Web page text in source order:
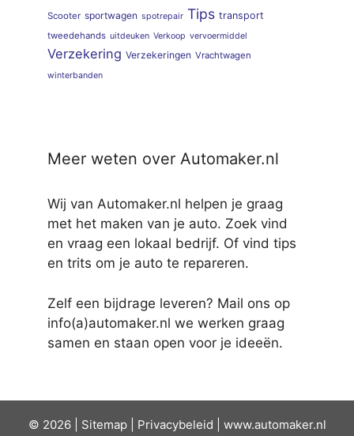
Scooter sportwagen spotrepair Tips transport
tweedehands uitdeuken Verkoop vervoermiddel
Verzekering Verzekeringen Vrachtwagen
winterbanden
Meer weten over Automaker.nl
Wij van Automaker.nl helpen je graag
met het maken van je auto. Zoek vind
en vraag een lokaal bedrijf. Of vind tips
en trits om je auto te repareren.
Zelf een bijdrage leveren? Mail ons op
info(a)automaker.nl we werken graag
samen en staan open voor je ideeën.
© 2026 | Sitemap| Privacybeleid www.automaker.nl